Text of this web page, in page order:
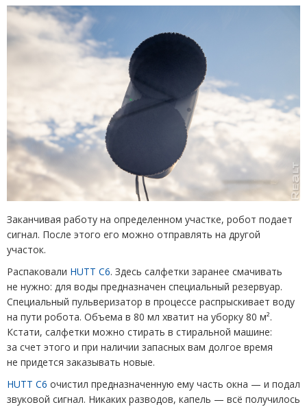
Заканчивая работу на определенном участке, робот подает
сигнал. После этого его можно отправлять на другой
участок.
Распаковали HUTT C6. Здесь салфетки заранее смачивать
не нужно: для воды предназначен специальный резервуар.
Специальный пульверизатор в процессе распрыскивает воду
на пути робота. Объема в 80 мл хватит на уборку 80 м².
Кстати, салфетки можно стирать в стиральной машине:
за счет этого и при наличии запасных вам долгое время
не придется заказывать новые.
HUTT C6 очистил предназначенную ему часть окна — и подал
звуковой сигнал. Никаких разводов, капель — всё получилось